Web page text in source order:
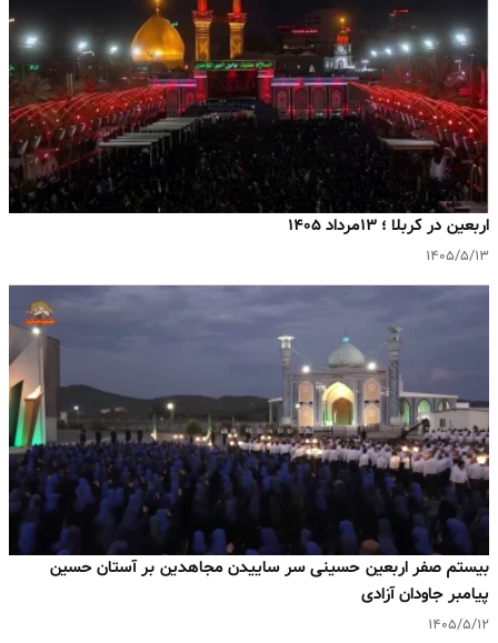
اربعین در کربلا ؛ ۱۳مرداد ۱۴۰۵
۱۴۰۵/۵/۱۳
بیستم صفر اربعین حسینی سر ساییدن مجاهدین بر آستان حسین
پیامبر جاودان آزادی
۱۴۰۵/۵/۱۲